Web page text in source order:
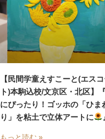
【民間学童えすこーと(エス
ト)本駒込校/文京区・北区】
にぴったり！ゴッホの「ひま
り」を粘土で立体アートに
もっと読む »